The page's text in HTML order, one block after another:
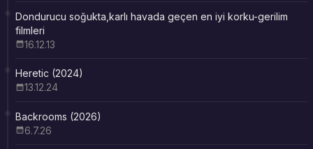
Dondurucu soğukta,karlı havada geçen en iyi korku-gerilim
filmleri
16.12.13
Heretic (2024)
13.12.24
Backrooms (2026)
6.7.26